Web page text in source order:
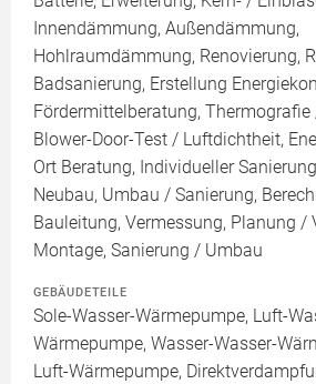
Innendämmung, Außendämmung,
Hohlraumdämmung, Renovierung,
Badsanierung, Erstellung
Fördermittelberatung,
Blower-Door-Test / Luftdichtheit,
Ort Beratung, Individueller
Neubau, Umbau / Sanierung,
Bauleitung, Vermessung, Planung /
Montage, Sanierung / Umbau
GEBÄUDETEILE
Sole-Wasser-Wärmepumpe, Luft-
Wärmepumpe, Wasser-Wasser-
Luft-Wärmepumpe,